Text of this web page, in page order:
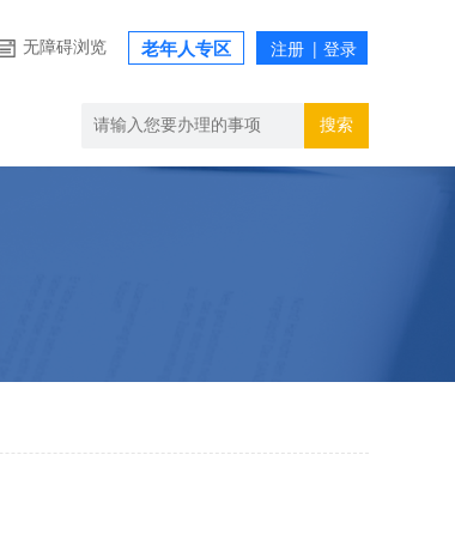
无障碍浏览 老年人专区
搜索